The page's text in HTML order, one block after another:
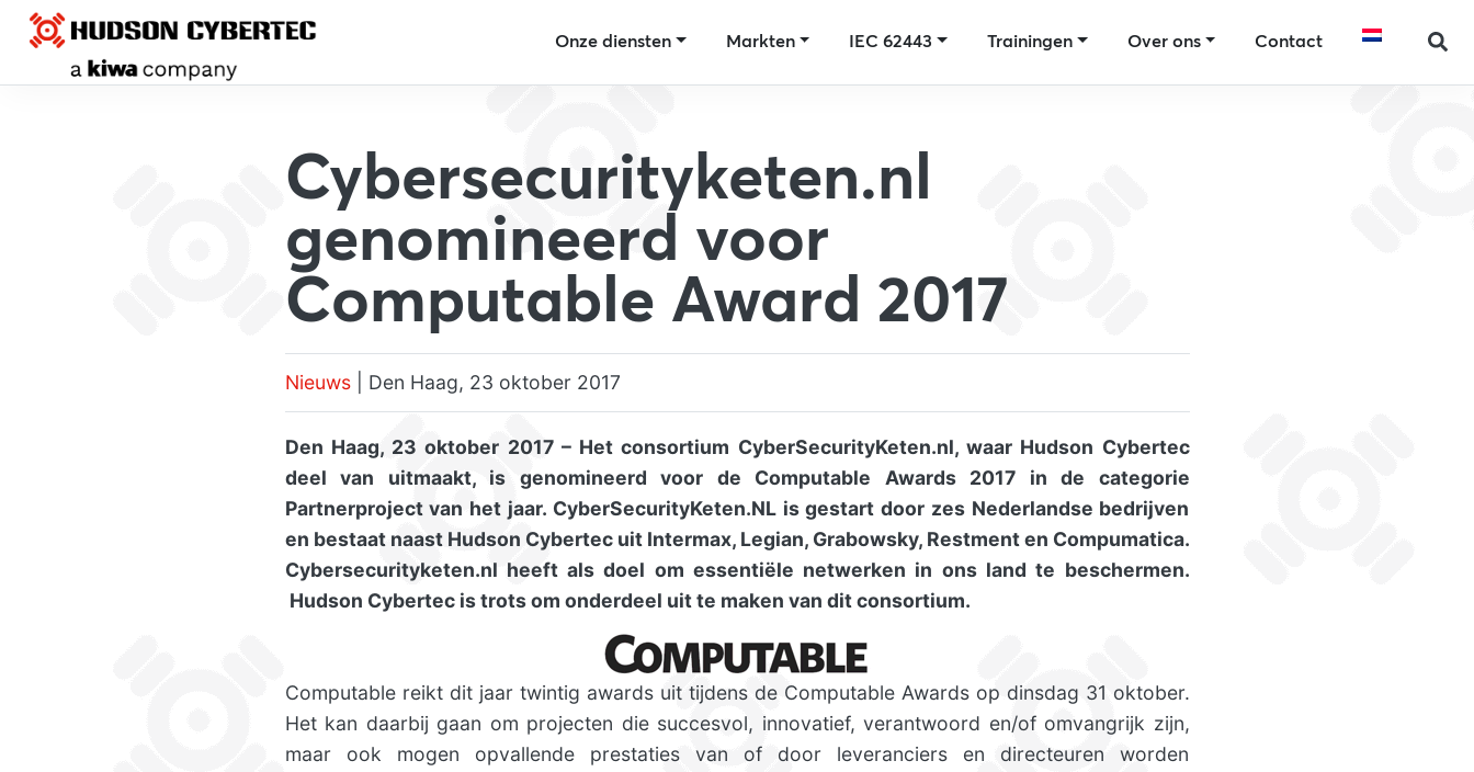
Onze diensten Markten IEC 62443 Trainingen Over ons Contact
Cybersecurityketen.nl
genomineerd voor
Computable Award 2017
Nieuws| Den Haag, 23 oktober 2017
Den Haag, 23 oktober 2017 – Het consortium CyberSecurityKeten.nl, waar Hudson Cybertec
deel van uitmaakt, is genomineerd voor de Computable Awards 2017 in de categorie
Partnerproject van het jaar. CyberSecurityKeten.NL is gestart door zes Nederlandse bedrijven
en bestaat naast Hudson Cybertec uit Intermax, Legian, Grabowsky, Restment en Compumatica.
Cybersecurityketen.nl heeftals doel om essentiële netwerken in ons land te beschermen.
Hudson Cybertec is trots om onderdeel uit te maken van dit consortium.
Computable reikt dit jaar twintig awards uit tijdens de Computable Awards op dinsdag 31 oktober.
Het kan daarbij gaan om projecten die succesvol, innovatief, verantwoord en/of omvangrijk zijn,
maar ook mogen opvallende prestaties van of door leveranciers en directeuren worden